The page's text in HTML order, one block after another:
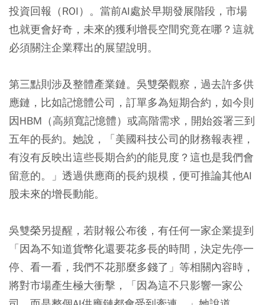
投資回報（ROI）。當前AI處於早期發展階段，市場
也就更會好奇，未來的獲利增長空間究竟在哪？這就
必須關注企業釋出的展望說明。
第三點則涉及整體產業鏈。吳雙榮觀察，過去許多供
應鏈，比如記憶體公司，訂單多為短期合約，如今則
因HBM（高頻寬記憶體）或高階需求，開始簽署三到
五年的長約。她說，「美國科技公司的財務報表裡，
有沒有反映出這些長期合約的能見度？這也是我們會
留意的。」透過供應商的長約規模，便可推論其他AI
股未來的增長動能。
吳雙榮另提醒，若財報公布後，有任何一家企業提到
「因為不知道貨幣化還要花多長的時間，決定先停一
停、看一看，我們不花那麼多錢了」等相關內容時，
將對市場產生極大衝擊，「因為這不只影響一家公